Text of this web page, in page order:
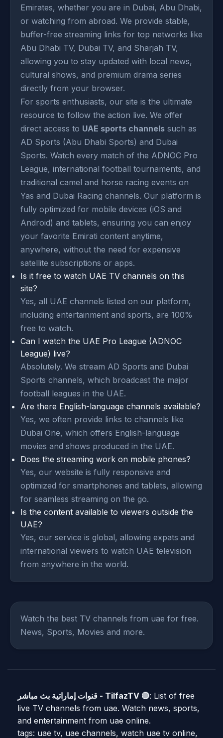
Emirates, whether you are in Dubai, Abu Dhabi,
or watching from abroad. We provide stable,
buffer-free streaming links for top networks like
Abu Dhabi TV, Dubai TV, and Sharjah TV,
allowing you to stay updated with local news,
cultural shows, and premium drama series
directly from your browser.
For sports enthusiasts, our site is the ultimate
resource to follow the action live. We offer
direct access to UAE sports channels such as
AD Sports (Abu Dhabi Sports) and Dubai
Sports. Watch every match of the ADNOC Pro
League, international football tournaments, and
traditional camel and horse racing events on
Yas and Dubai Racing channels. Our platform is
fully optimized for mobile devices (iOS and
Android) and tablets, ensuring you can enjoy
your favorite Emirati content anytime,
anywhere, without the need for expensive
satellite subscriptions or apps.
Is it free to watch UAE TV channels on this
site?
Yes, all UAE channels listed on our platform,
including entertainment and sports, are 100%
free to watch.
Can I watch the UAE Pro League (ADNOC
League) live?
Absolutely. We stream AD Sports and Dubai
Sports channels, which broadcast the major
football leagues in the UAE.
Are there English-language channels available?
Yes, we often provide links to channels like
Dubai One, which offers English-language
movies and shows produced in the UAE.
Does the streaming work on mobile phones?
Yes, our website is fully responsive and
optimized for smartphones and tablets, allowing
for seamless streaming on the go.
Is the content available to viewers outside the
UAE?
Yes, our service is global, allowing expats and
international viewers to watch UAE television
from anywhere in the world.
Watch the best TV channels from uae for free.
News, Sports, Movies and more.
قنوات إماراتية بث مباشر - TilfazTV 🔴: List of free
live TV channels from uae. Watch news, sports,
and entertainment from uae online.
tags: uae tv, uae channels, watch uae tv online,